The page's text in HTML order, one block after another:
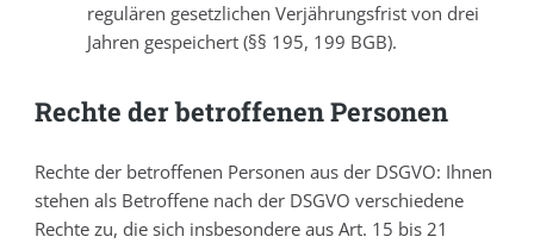
regulären gesetzlichen Verjährungsfrist von drei
Jahren gespeichert (§§ 195, 199 BGB).
Rechte der betroffenen Personen
Rechte der betroffenen Personen aus der DSGVO: Ihnen
stehen als Betroffene nach der DSGVO verschiedene
Rechte zu, die sich insbesondere aus Art. 15 bis 21